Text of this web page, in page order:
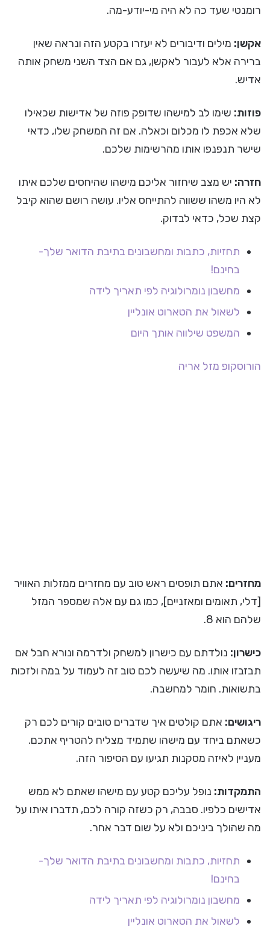
רומנטי שעד כה לא היה מי-יודע-מה.
אקשן: מילים ודיבורים לא יעזרו בקטע הזה ונראה שאין
ברירה אלא לעבור לאקשן, גם אם הצד השני משחק אותה
אדיש.
פוזות: שימו לב למישהו שדופק פוזה של אדישות שכאילו
שלא אכפת לו מכלום וכאלה. אם זה המשחק שלו, כדאי
שישר תנפנפו אותו מהרשימות שלכם.
חזרה: יש מצב שיחזור אליכם מישהו שהיחסים שלכם איתו
לא היו משהו ששווה להתייחס אליו. עושה רושם שהוא קיבל
קצת שכל, כדאי לבדוק.
תחזיות, כתבות ומחשבונים בתיבת הדואר שלך-
בחינם!
מחשבון נומרולוגיה לפי תאריך לידה
לשאול את הטארוט אונליין
המשפט שילווה אותך היום
הורוסקופ מזל אריה
מחזרים: אתם תופסים ראש טוב עם מחזרים ממזלות האוויר
[דלי, תאומים ומאזניים], כמו גם עם אלה שמספר המזל
שלהם הוא 8.
כישרון: נולדתם עם כישרון למשחק ולדרמה ונורא חבל אם
תבזבזו אותו. מה שיעשה לכם טוב זה לעמוד על במה ולזכות
בתשואות. חומר למחשבה.
ריגושים: אתם קולטים איך שדברים טובים קורים לכם רק
כשאתם ביחד עם מישהו שתמיד מצליח להטריף אתכם.
מעניין לאיזה מסקנות תגיעו עם הסיפור הזה.
התמקדות: נופל עליכם קטע עם מישהו שאתם לא ממש
אדישים כלפיו. סבבה, רק כשזה קורה לכם, תדברו איתו על
מה שהולך ביניכם ולא על שום דבר אחר.
תחזיות, כתבות ומחשבונים בתיבת הדואר שלך-
בחינם!
מחשבון נומרולוגיה לפי תאריך לידה
לשאול את הטארוט אונליין